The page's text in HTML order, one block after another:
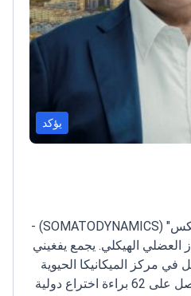
العضلي الهيكلي. يجمع يفغيني
في مركز الميكانيكا الحيوية
مخترع مكرم حاصل على 62 براءة اختراع دولية
إعادة التأهيل السريري في